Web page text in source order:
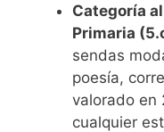
Categoría
Primaria
sendas
poesía,
valorado en
cualquier